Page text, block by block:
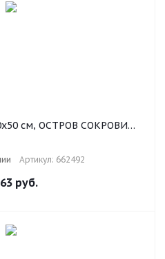
см, ОСТРОВ СОКРОВИЩ
кисти, 662492
Артикул: 662492
руб.